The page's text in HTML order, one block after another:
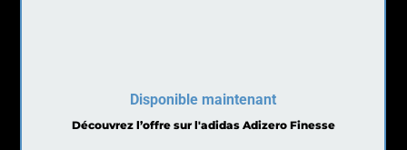
Disponible maintenant
Découvrez l’offre sur l'adidas Adizero Finesse